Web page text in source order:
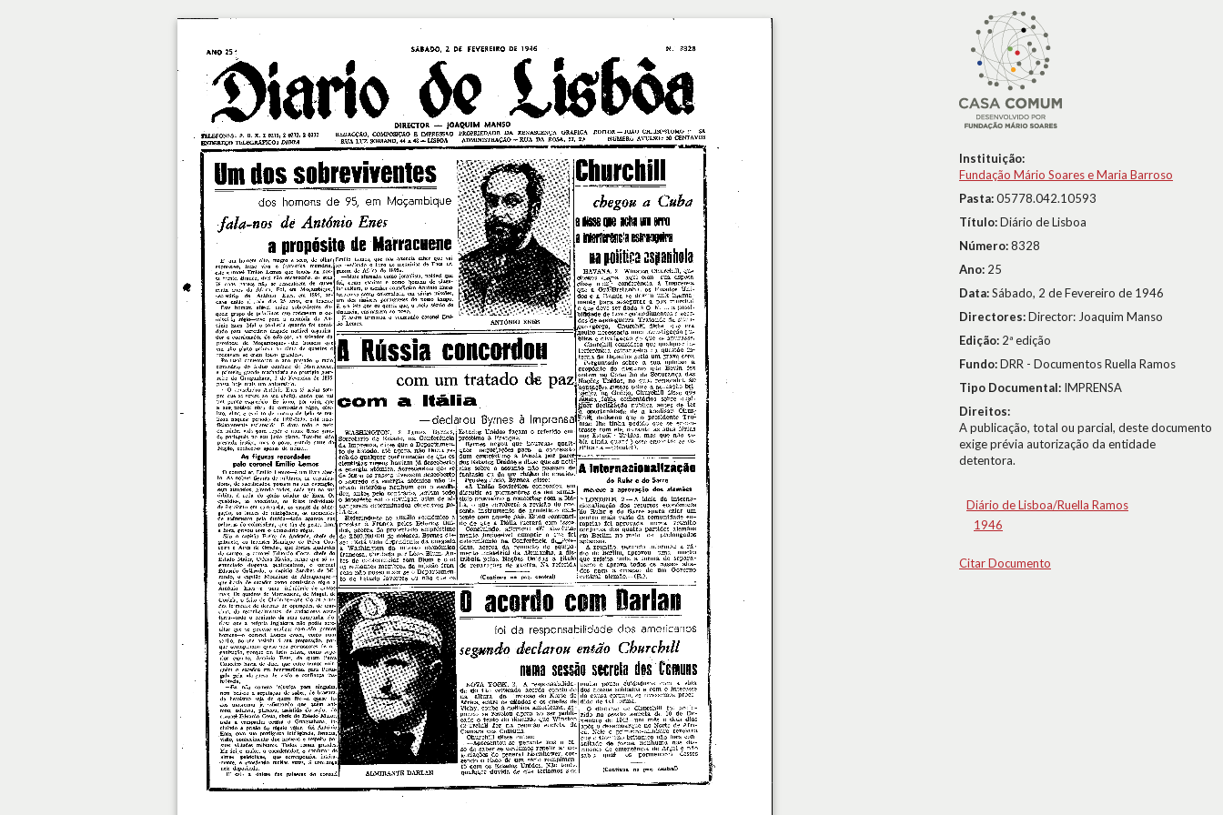
Instituição:
Fundação Mário Soares e Maria Barroso
Pasta:05778.042.10593
Título:Diário de Lisboa
Número:8328
Ano: 25
Data:Sábado, 2 de Fevereiro de 1946
Directores:Director: Joaquim Manso
Edição: 2ª edição
Fundo:DRR - Documentos Ruella Ramos
Tipo Documental: IMPRENSA
Direitos:
A publicação, total ou parcial, deste documento
exige prévia autorização da entidade
detentora.
Diário de Lisboa/Ruella Ramos
1946
Citar Documento